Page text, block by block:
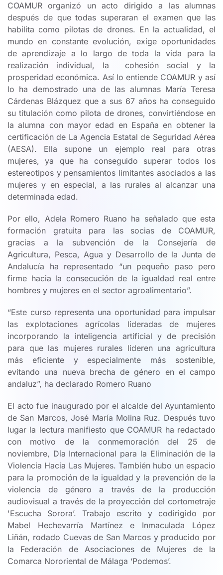
COAMUR organizó un acto dirigido a las alumnas
después de que todas superaran el examen que las
habilita como pilotas de drones. En la actualidad, el
mundo en constante evolución, exige oportunidades
de aprendizaje a lo largo de toda la vida para la
realización individual, la cohesión social y la
prosperidad económica. Así lo entiende COAMUR y así
lo ha demostrado una de las alumnas María Teresa
Cárdenas Blázquez que a sus 67 años ha conseguido
su titulación como pilota de drones, convirtiéndose en
la alumna con mayor edad en España en obtener la
certificación de La Agencia Estatal de Seguridad Aérea
(AESA). Ella supone un ejemplo real para otras
mujeres, ya que ha conseguido superar todos los
estereotipos y pensamientos limitantes asociados a las
mujeres y en especial, a las rurales al alcanzar una
determinada edad.
Por ello, Adela Romero Ruano ha señalado que esta
formación gratuita para las socias de COAMUR,
gracias a la subvención de la Consejería de
Agricultura, Pesca, Agua y Desarrollo de la Junta de
Andalucía ha representado “un pequeño paso pero
firme hacia la consecución de la igualdad real entre
hombres y mujeres en el sector agroalimentario”.
“Este curso representa una oportunidad para impulsar
las explotaciones agrícolas lideradas de mujeres
incorporando la inteligencia artificial y de precisión
para que las mujeres rurales lideren una agricultura
más eficiente y especialmente más sostenible,
evitando una nueva brecha de género en el campo
andaluz”, ha declarado Romero Ruano
El acto fue inaugurado por el alcalde del Ayuntamiento
de San Marcos, José María Molina Ruz. Después tuvo
lugar la lectura manifiesto que COAMUR ha redactado
con motivo de la conmemoración del 25 de
noviembre, Día Internacional para la Eliminación de la
Violencia Hacia Las Mujeres. También hubo un espacio
para la promoción de la igualdad y la prevención de la
violencia de género a través de la producción
audiovisual a través de la proyección del cortometraje
'Escucha Sorora’. Trabajo escrito y codirigido por
Mabel Hechevarría Martínez e Inmaculada López
Liñán, rodado Cuevas de San Marcos y producido por
la Federación de Asociaciones de Mujeres de la
Comarca Nororiental de Málaga ‘Podemos’.